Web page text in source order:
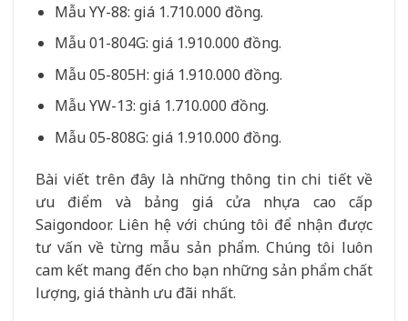
Mẫu YY-88: giá 1.710.000 đồng.
Mẫu 01-804G: giá 1.910.000 đồng.
Mẫu 05-805H: giá 1.910.000 đồng.
Mẫu YW-13: giá 1.710.000 đồng.
Mẫu 05-808G: giá 1.910.000 đồng.
Bài viết trên đây là những thông tin chi tiết về
ưu điểm và bảng giá cửa nhựa cao cấp
Saigondoor. Liên hệ với chúng tôi để nhận được
tư vấn về từng mẫu sản phẩm. Chúng tôi luôn
cam kết mang đến cho bạn những sản phẩm chất
lượng, giá thành ưu đãi nhất.